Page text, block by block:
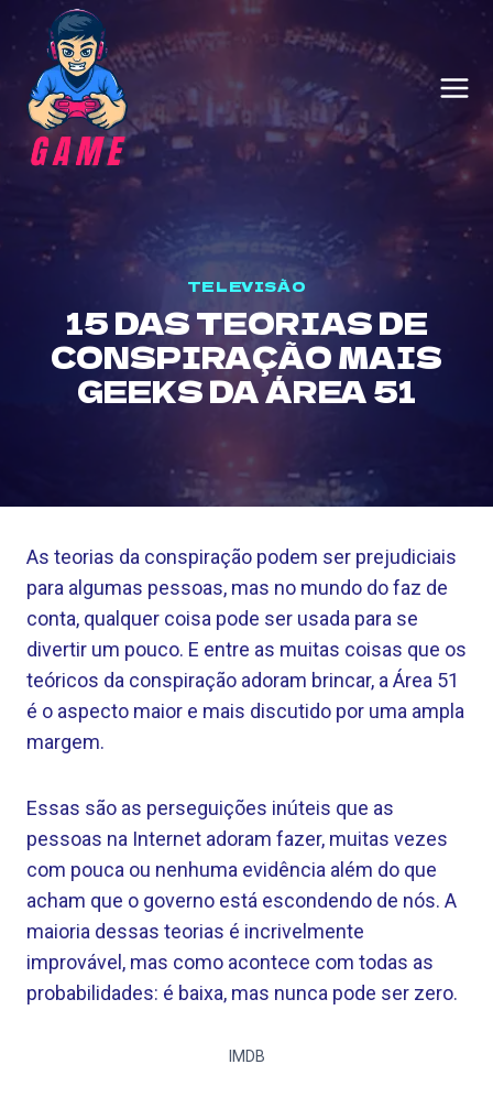
to
content
TELEVISÃO
15 DAS TEORIAS DE
CONSPIRAÇÃO MAIS
GEEKS DA ÁREA 51
As teorias da conspiração podem ser prejudiciais
para algumas pessoas, mas no mundo do faz de
conta, qualquer coisa pode ser usada para se
divertir um pouco. E entre as muitas coisas que os
teóricos da conspiração adoram brincar, a Área 51
é o aspecto maior e mais discutido por uma ampla
margem.
Essas são as perseguições inúteis que as
pessoas na Internet adoram fazer, muitas vezes
com pouca ou nenhuma evidência além do que
acham que o governo está escondendo de nós. A
maioria dessas teorias é incrivelmente
improvável, mas como acontece com todas as
probabilidades: é baixa, mas nunca pode ser zero.
IMDB